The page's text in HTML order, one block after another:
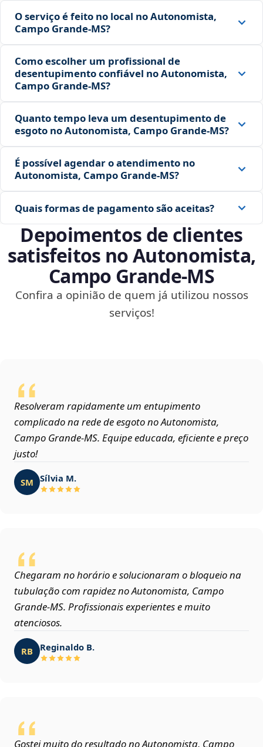
O serviço é feito no local no Autonomista,
Campo Grande‑MS?
Como escolher um profissional de
desentupimento confiável no Autonomista,
Campo Grande‑MS?
Quanto tempo leva um desentupimento de
esgoto no Autonomista, Campo Grande‑MS?
É possível agendar o atendimento no
Autonomista, Campo Grande‑MS?
Quais formas de pagamento são aceitas?
Depoimentos de clientes
satisfeitos no Autonomista,
Campo Grande‑MS
Confira a opinião de quem já utilizou nossos
serviços!
Resolveram rapidamente um entupimento
complicado na rede de esgoto no Autonomista,
Campo Grande‑MS. Equipe educada, eficiente e preço
justo!
SM Sílvia M.
Chegaram no horário e solucionaram o bloqueio na
tubulação com rapidez no Autonomista, Campo
Grande‑MS. Profissionais experientes e muito
atenciosos.
RB Reginaldo B.
Gostei muito do resultado no Autonomista, Campo